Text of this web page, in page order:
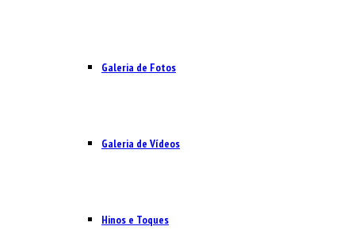
Galeria de Fotos
Galeria de Vídeos
Hinos e Toques